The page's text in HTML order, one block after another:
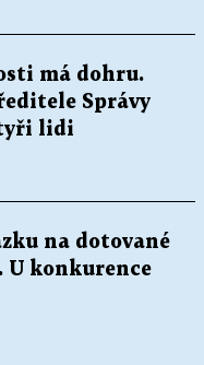
má dohru.
Správy
lidi
na dotované
U konkurence